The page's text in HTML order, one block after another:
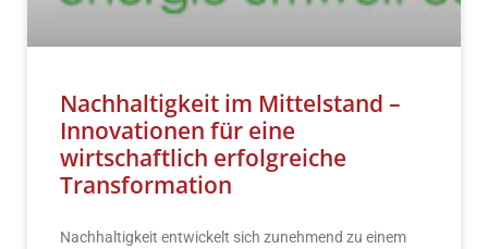
Nachhaltigkeit im Mittelstand –
Innovationen für eine
wirtschaftlich erfolgreiche
Transformation
Nachhaltigkeit entwickelt sich zunehmend zu einem